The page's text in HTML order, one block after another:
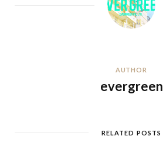
AUTHOR
evergreen
RELATED POSTS